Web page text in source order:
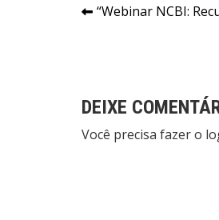
Navegação
“Webinar NCBI:
DEIXE
Você precisa fazer o